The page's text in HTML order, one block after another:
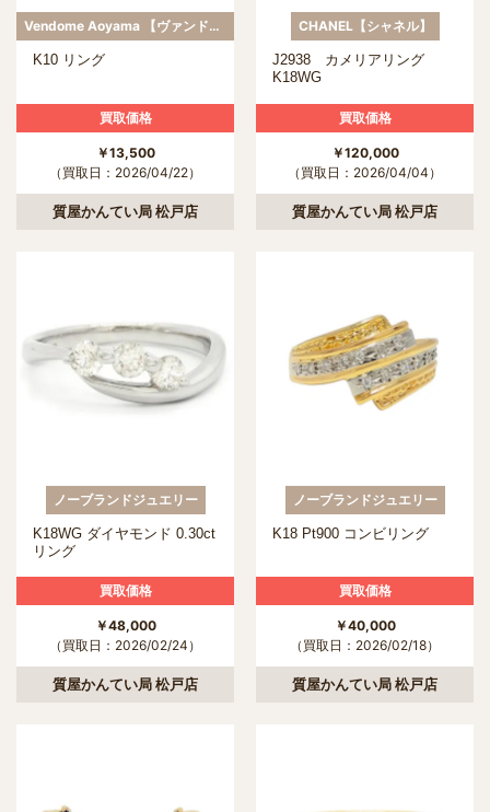
Vendome Aoyama 【ヴァンドーム青山】K10 リング
K10 リング
買取価格
￥13,500
（買取日：2026/04/22）
質屋かんてい局 松戸店
CHANEL【シャネル】
J2938 カメリアリング
K18WG
買取価格
￥120,000
（買取日：2026/04/04）
質屋かんてい局 松戸店
ノーブランドジュエリー
K18WG ダイヤモンド 0.30ct
リング
買取価格
￥48,000
（買取日：2026/02/24）
質屋かんてい局 松戸店
ノーブランドジュエリー
K18 Pt900 コンビリング
買取価格
￥40,000
（買取日：2026/02/18）
質屋かんてい局 松戸店